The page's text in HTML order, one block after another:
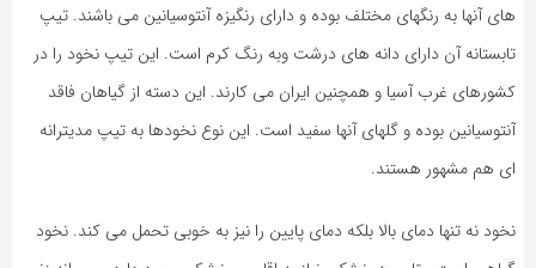
های آنها به رنگهای مختلف بوده و دارای رنگیزه آنتوسیانین می باشند. تیپ
تابستانه آن دارای دانه های درشت وبه رنگ کرم است. این تیپ نخود را در
کشورهای غرب آسیا و همچنین ایران می کارند. این دسته از گیاهان فاقد
آنتوسیانین بوده و گلهای آنها سفید است. این نوع نخودها به تیپ مدیترانه
ای هم مشهور هستند.
نخود نه تنها دمای بالا بلکه دمای پایین را نیز به خوبی تحمل می کند. نخود